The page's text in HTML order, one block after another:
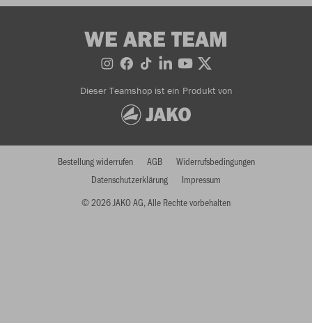
WE ARE TEAM
Dieser Teamshop ist ein Produkt von
© 2026 JAKO AG, Alle Rechte vorbehalten
Bestellung widerrufen AGB
Widerrufsbedingungen
Datenschutzerklärung
Impressum